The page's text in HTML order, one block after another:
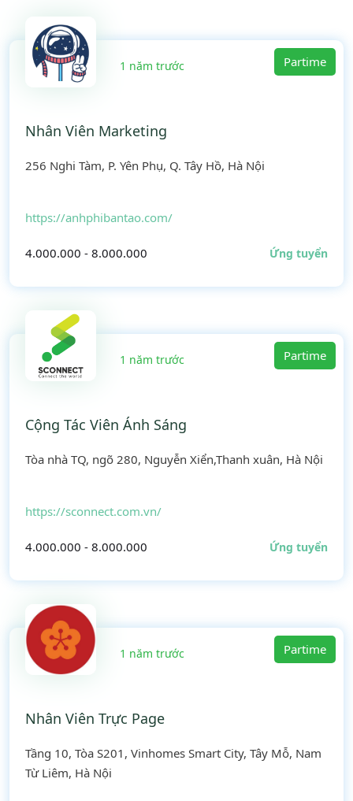
1 năm trước Partime
Nhân Viên Marketing
256 Nghi Tàm, P. Yên Phụ, Q. Tây Hồ, Hà Nội
https://anhphibantao.com/
4.000.000 - 8.000.000 Ứng tuyển
1 năm trước Partime
Cộng Tác Viên Ánh Sáng
Tòa nhà TQ, ngõ 280, Nguyễn Xiển,Thanh xuân, Hà Nội
https://sconnect.com.vn/
4.000.000 - 8.000.000 Ứng tuyển
1 năm trước Partime
Nhân Viên Trực Page
Tầng 10, Tòa S201, Vinhomes Smart City, Tây Mỗ, Nam
Từ Liêm, Hà Nội